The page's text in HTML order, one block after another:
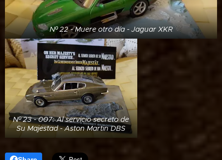
Nº 22 - Muere otro día - Jaguar XKR
Nº 23 - 007: Al servicio secreto de
Su Majestad - Aston Martin DBS